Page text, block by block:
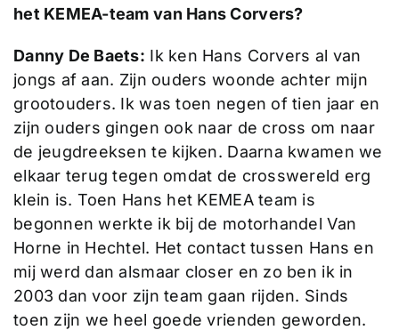
het KEMEA-team van Hans Corvers?
Danny De Baets: Ik ken Hans Corvers al van
jongs af aan. Zijn ouders woonde achter mijn
grootouders. Ik was toen negen of tien jaar en
zijn ouders gingen ook naar de cross om naar
de jeugdreeksen te kijken. Daarna kwamen we
elkaar terug tegen omdat de crosswereld erg
klein is. Toen Hans het KEMEA team is
begonnen werkte ik bij de motorhandel Van
Horne in Hechtel. Het contact tussen Hans en
mij werd dan alsmaar closer en zo ben ik in
2003 dan voor zijn team gaan rijden. Sinds
toen zijn we heel goede vrienden geworden.